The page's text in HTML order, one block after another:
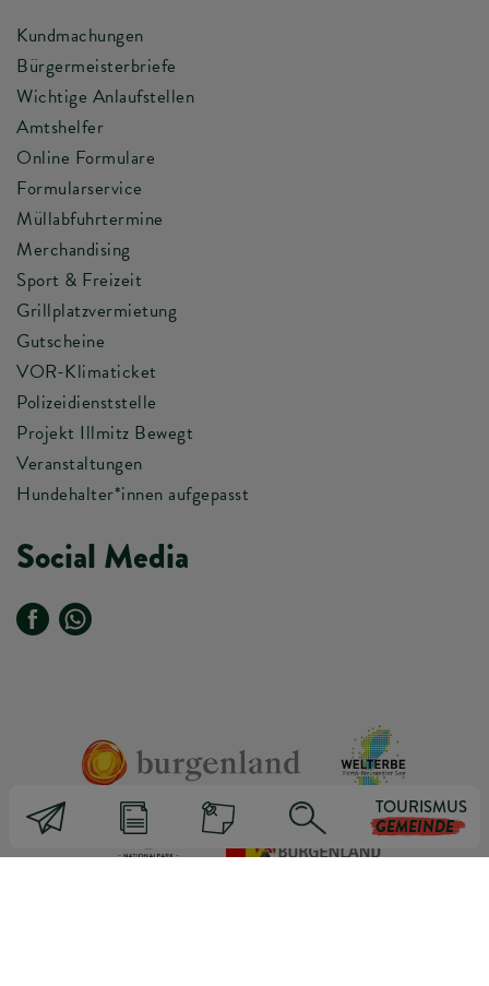
Kundmachungen
Bürgermeisterbriefe
Wichtige Anlaufstellen
Amtshelfer
Online Formulare
Formularservice
Müllabfuhrtermine
Merchandising
Sport & Freizeit
Grillplatzvermietung
Gutscheine
VOR-Klimaticket
Polizeidienststelle
Projekt Illmitz Bewegt
Veranstaltungen
Hundehalter*innen aufgepasst
Social Media
TOURISMUS
GEMEINDE